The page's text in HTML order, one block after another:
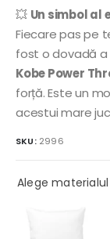
💥 Un simbol al
Fiecare pas pe
fost o dovadă a
Kobe Power
forță. Este un
acestui mare
SKU: 2996